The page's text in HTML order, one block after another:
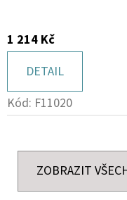
1 214 Kč
DETAIL
Kód: F11020
ZOBRAZIT